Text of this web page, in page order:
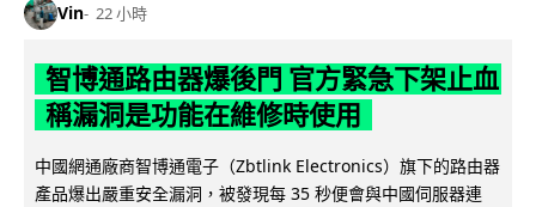
Vin 22 小時
智博通路由器爆後門 官方緊急下架止血
稱漏洞是功能在維修時使用
中國網通廠商智博通電子（Zbtlink Electronics）旗下的路由器
產品爆出嚴重安全漏洞，被發現每 35 秒便會與中國伺服器連